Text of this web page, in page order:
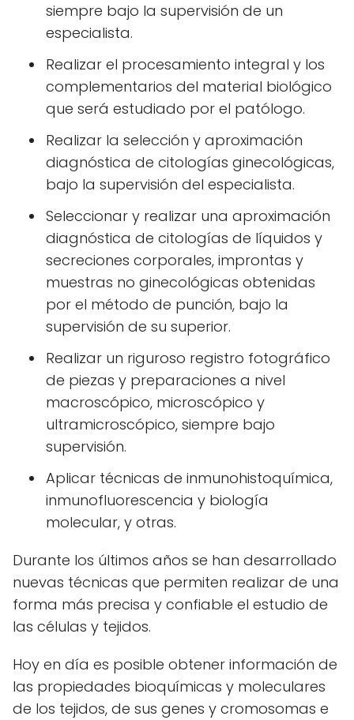
siempre bajo la supervisión de un
especialista.
Realizar el procesamiento integral y los
complementarios del material biológico
que será estudiado por el patólogo.
Realizar la selección y aproximación
diagnóstica de citologías ginecológicas,
bajo la supervisión del especialista.
Seleccionar y realizar una aproximación
diagnóstica de citologías de líquidos y
secreciones corporales, improntas y
muestras no ginecológicas obtenidas
por el método de punción, bajo la
supervisión de su superior.
Realizar un riguroso registro fotográfico
de piezas y preparaciones a nivel
macroscópico, microscópico y
ultramicroscópico, siempre bajo
supervisión.
Aplicar técnicas de inmunohistoquímica,
inmunofluorescencia y biología
molecular, y otras.
Durante los últimos años se han desarrollado
nuevas técnicas que permiten realizar de una
forma más precisa y confiable el estudio de
las células y tejidos.
Hoy en día es posible obtener información de
las propiedades bioquímicas y moleculares
de los tejidos, de sus genes y cromosomas e